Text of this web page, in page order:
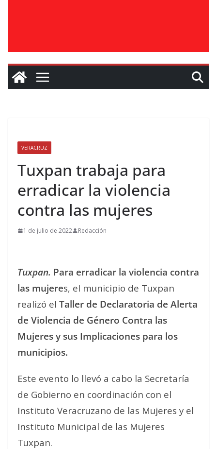
VERACRUZ
Tuxpan trabaja para
erradicar la violencia
contra las mujeres
1 de julio de 2022 Redacción
Tuxpan. Para erradicar la violencia contra
las mujeres, el municipio de Tuxpan
realizó el Taller de Declaratoria de Alerta
de Violencia de Género Contra las
Mujeres y sus Implicaciones para los
municipios.
Este evento lo llevó a cabo la Secretaría
de Gobierno en coordinación con el
Instituto Veracruzano de las Mujeres y el
Instituto Municipal de las Mujeres
Tuxpan.